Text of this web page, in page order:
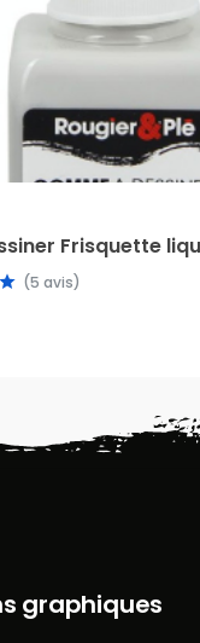
Frisquette
(5 avis)
graphiques